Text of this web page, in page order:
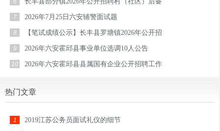
6
7 2026年7月25日六安辅警面试题
8 【笔试成绩公示】长丰县罗塘镇2026年公开招
9 2026年六安霍邱县事业单位选调10人公告
10 2026年六安霍邱县县属国有企业公开招聘工作
热门文章
1 2019江苏公务员面试礼仪的细节